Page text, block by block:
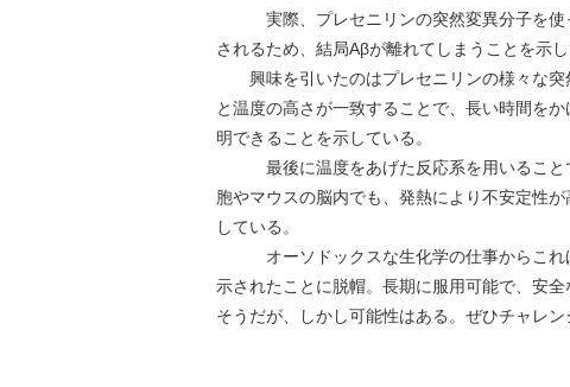
実際、プレセニリンの突然変異分子を使っ
されるため、結局Aβが離れてしまうことを示し
興味を引いたのはプレセニリンの様々な突
と温度の高さが一致することで、長い時間を
明できることを示している。
最後に温度をあげた反応系を用いることで
胞やマウスの脳内でも、発熱により不安定性
している。
オーソドックスな生化学の仕事からこれほ
示されたことに脱帽。長期に服用可能で、安
そうだが、しかし可能性はある。ぜひチャレン